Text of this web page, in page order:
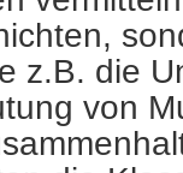
z.B. die
von